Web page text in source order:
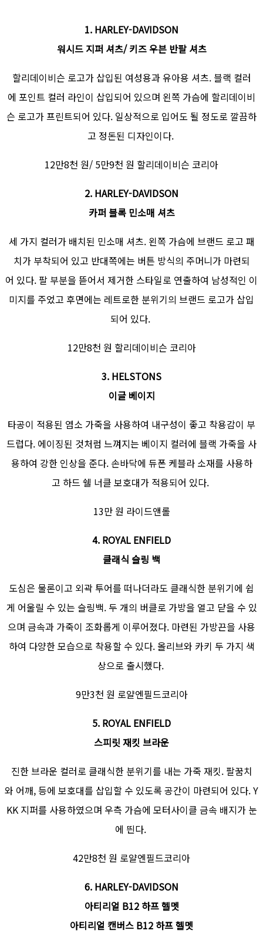
1. HARLEY-DAVIDSON
워시드 지퍼 셔츠/ 키즈 우븐 반팔 셔츠
할리데이비슨 로고가 삽입된 여성용과 유아용 셔츠. 블랙 컬러
에 포인트 컬러 라인이 삽입되어 있으며 왼쪽 가슴에 할리데이비
슨 로고가 프린트되어 있다. 일상적으로 입어도 될 정도로 깔끔하
고 정돈된 디자인이다.
12만8천 원/ 5만9천 원 할리데이비슨 코리아
2. HARLEY-DAVIDSON
카퍼 블록 민소매 셔츠
세 가지 컬러가 배치된 민소매 셔츠. 왼쪽 가슴에 브랜드 로고 패
치가 부착되어 있고 반대쪽에는 버튼 방식의 주머니가 마련되
어 있다. 팔 부분을 뜯어서 제거한 스타일로 연출하여 남성적인 이
미지를 주었고 후면에는 레트로한 분위기의 브랜드 로고가 삽입
되어 있다.
12만8천 원 할리데이비슨 코리아
3. HELSTONS
이글 베이지
타공이 적용된 염소 가죽을 사용하여 내구성이 좋고 착용감이 부
드럽다. 에이징된 것처럼 느껴지는 베이지 컬러에 블랙 가죽을 사
용하여 강한 인상을 준다. 손바닥에 듀폰 케블라 소재를 사용하
고 하드 쉘 너클 보호대가 적용되어 있다.
13만 원 라이드앤롤
4. ROYAL ENFIELD
클래식 슬링 백
도심은 물론이고 외곽 투어를 떠나더라도 클래식한 분위기에 쉽
게 어울릴 수 있는 슬링백. 두 개의 버클로 가방을 열고 닫을 수 있
으며 금속과 가죽이 조화롭게 이루어졌다. 마련된 가방끈을 사용
하여 다양한 모습으로 착용할 수 있다. 올리브와 카키 두 가지 색
상으로 출시했다.
9만3천 원 로얄엔필드코리아
5. ROYAL ENFIELD
스피릿 재킷 브라운
진한 브라운 컬러로 클래식한 분위기를 내는 가죽 재킷. 팔꿈치
와 어깨, 등에 보호대를 삽입할 수 있도록 공간이 마련되어 있다. Y
KK 지퍼를 사용하였으며 우측 가슴에 모터사이클 금속 배지가 눈
에 띈다.
42만8천 원 로얄엔필드코리아
6. HARLEY-DAVIDSON
아티리얼 B12 하프 헬멧
아티리얼 캔버스 B12 하프 헬멧